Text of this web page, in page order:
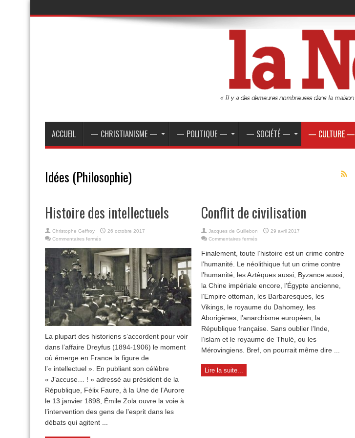
ACCUEIL — CHRISTIANISME — — POLITIQUE — — SOCIÉTÉ — — CULTURE —
Idées (Philosophie)
Histoire des intellectuels
Christophe Geffroy
26 octobre 2017
Commentaires fermés
des
intellectuels
La plupart des historiens s’accordent pour voir
dans l’affaire Dreyfus (1894-1906) le moment
où émerge en France la figure de
l’« intellectuel ». En publiant son célèbre
« J’accuse… ! » adressé au président de la
République, Félix Faure, à la Une de l’Aurore
le 13 janvier 1898, Émile Zola ouvre la voie à
l’intervention des gens de l’esprit dans les
débats qui agitent ...
Conflit de civilisation
Jacques de Guillebon
29 avril 2017
Commentaires fermés
de
civilisation
Finalement, toute l’histoire est un crime contre
l’humanité. Le néolithique fut un crime contre
l’humanité, les Aztèques aussi, Byzance aussi,
la Chine impériale encore, l’Égypte ancienne,
l’Empire ottoman, les Barbaresques, les
Vikings, le royau­me du Dahomey, les
Aborigènes, l’anarchisme européen, la
République française. Sans oublier l’Inde,
l’islam et le royaume de Thulé, ou les
Mérovingiens. Bref, on pourrait même dire ...
Lire la suite...